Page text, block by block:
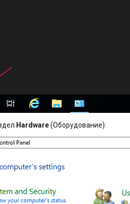
Hardware(Оборудование):